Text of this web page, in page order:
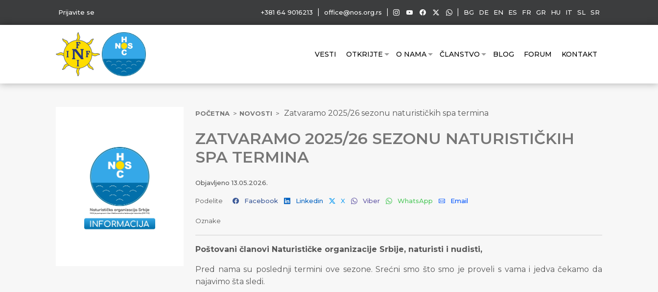
Prijavite se +381 64 9016213 office@nos.org.rs BG DE EN ES FR GR HU IT SL SR
VESTI OTKRIJTE O NAMA ČLANSTVO BLOG FORUM KONTAKT
POČETNA NOVOSTI Zatvaramo 2025/26 sezonu naturističkih spa termina
ZATVARAMO 2025/26 SEZONU NATURISTIČKIH
SPA TERMINA
Objavljeno13.05.2026.
Podelite Facebook Linkedin X Viber WhatsApp Email
Oznake
Poštovani članovi Naturističke organizacije Srbije, naturisti i nudisti,
Pred nama su poslednji termini ove sezone. Srećni smo što smo je proveli s vama i jedva čekamo da
najavimo šta sledi.